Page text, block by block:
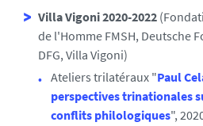
Villa Vigoni 2020-2022
de l'Homme FMSH, Deutsche
DFG, Villa Vigoni)
Ateliers trilatéraux "Paul
perspectives trinationales
conflits philologiques",